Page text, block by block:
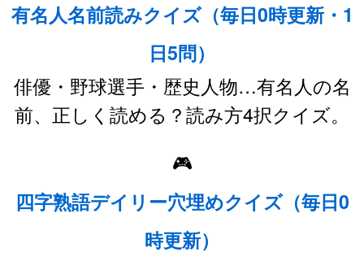
有名人名前読みクイズ（毎日0時更新・1
日5問）
俳優・野球選手・歴史人物…有名人の名
前、正しく読める？読み方4択クイズ。
🎮
四字熟語デイリー穴埋めクイズ（毎日0
時更新）